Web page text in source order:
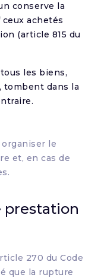
conserve la
achetés
(article 815 du
les biens,
tombent dans la
organiser le
et, en cas de
prestation
270 du Code
que la rupture